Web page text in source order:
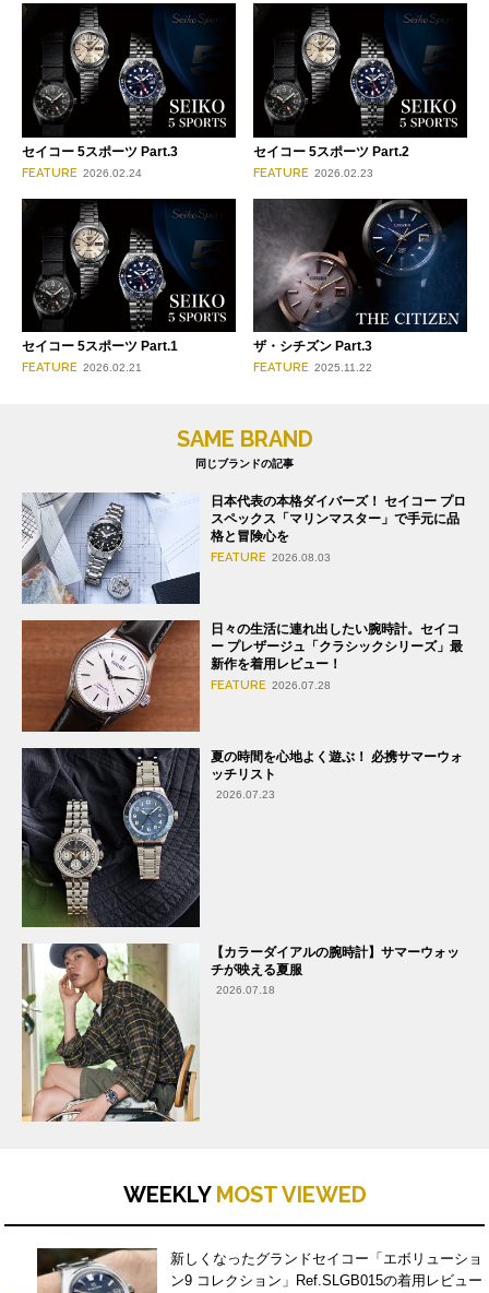
セイコー 5スポーツ Part.3
FEATURE 2026.02.24
セイコー 5スポーツ Part.2
FEATURE 2026.02.23
セイコー 5スポーツ Part.1
FEATURE 2026.02.21
ザ・シチズン Part.3
FEATURE 2025.11.22
SAME BRAND
同じブランドの記事
日本代表の本格ダイバーズ！ セイコー プロ
スペックス「マリンマスター」で手元に品
格と冒険心を
FEATURE 2026.08.03
日々の生活に連れ出したい腕時計。セイコ
ー プレザージュ「クラシックシリーズ」最
新作を着用レビュー！
FEATURE 2026.07.28
夏の時間を心地よく遊ぶ！ 必携サマーウォ
ッチリスト
2026.07.23
【カラーダイアルの腕時計】サマーウォッ
チが映える夏服
2026.07.18
WEEKLY MOST VIEWED
新しくなったグランドセイコー「エボリューショ
ン9 コレクション」Ref.SLGB015の着用レビュー